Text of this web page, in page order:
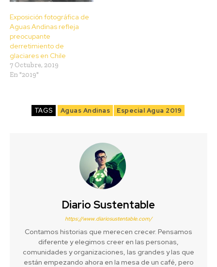
Exposición fotográfica de
Aguas Andinas refleja
preocupante
derretimiento de
glaciares en Chile
7 Octubre, 2019
En "2019"
TAGS Aguas Andinas Especial Agua 2019
Diario Sustentable
https://www.diariosustentable.com/
Contamos historias que merecen crecer. Pensamos
diferente y elegimos creer en las personas,
comunidades y organizaciones, las grandes y las que
están empezando ahora en la mesa de un café, pero